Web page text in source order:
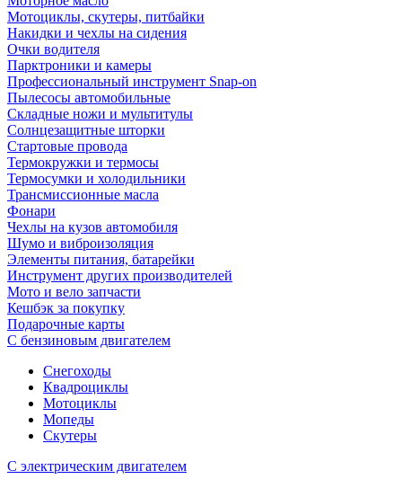
Мотоциклы, скутеры, питбайки
Накидки и чехлы на сидения
Очки водителя
Парктроники и камеры
Профессиональный инструмент Snap-on
Пылесосы автомобильные
Складные ножи и мультитулы
Солнцезащитные шторки
Стартовые провода
Термокружки и термосы
Термосумки и холодильники
Трансмиссионные масла
Фонари
Чехлы на кузов автомобиля
Шумо и виброизоляция
Элементы питания, батарейки
Инструмент других производителей
Мото и вело запчасти
Кешбэк за покупку
Подарочные карты
С бензиновым двигателем
Снегоходы
Квадроциклы
Мотоциклы
Мопеды
Скутеры
С электрическим двигателем